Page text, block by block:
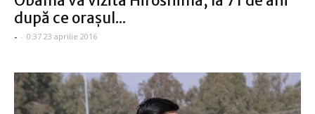
după ce oraşul...
- - 0:37 23 aprilie 2016